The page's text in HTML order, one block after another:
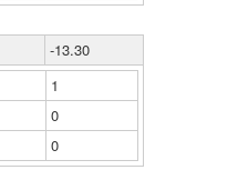
-13.30
1
0
0